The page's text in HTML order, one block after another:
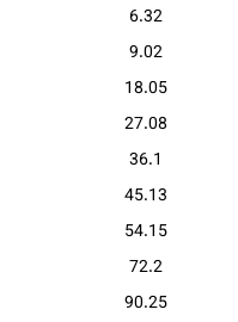
6.32
9.02
18.05
27.08
36.1
45.13
54.15
72.2
90.25